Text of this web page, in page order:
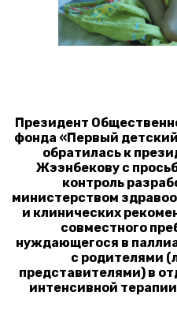
Президент
фонда «Первый
обратилась к
Жээнбекову с
контроль
министерством
и клинических
совместного
нуждающегося в
с родителями
представителями) в
интенсивной